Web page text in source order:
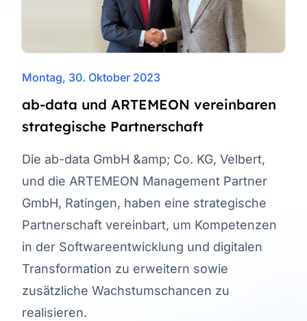
Montag, 30. Oktober 2023
ab-data und ARTEMEON vereinbaren
strategische Partnerschaft
Die ab-data GmbH &amp; Co. KG, Velbert,
und die ARTEMEON Management Partner
GmbH, Ratingen, haben eine strategische
Partnerschaft vereinbart, um Kompetenzen
in der Softwareentwicklung und digitalen
Transformation zu erweitern sowie
zusätzliche Wachstumschancen zu
realisieren.